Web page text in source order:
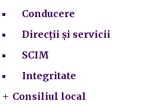
Conducere
Direcții și servicii
SCIM
Integritate
Consiliul local